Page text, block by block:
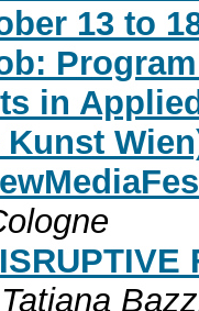
13 to
in
Tatiana